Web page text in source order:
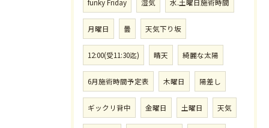
funky Friday 湿気 水.土曜日施術時間
月曜日 曇 天気下り坂
12:00(受11:30迄) 晴天 綺麗な太陽
6月施術時間予定表 木曜日 陽差し
ギックリ背中 金曜日 土曜日 天気